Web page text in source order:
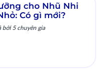
cho Nhũ Nhi
Có gì mới?
bởi 5 chuyên gia